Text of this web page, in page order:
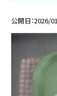
公開日 2026/